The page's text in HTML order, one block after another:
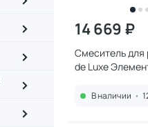
14 669 ₽
Смеситель для
de Luxe
В наличии •